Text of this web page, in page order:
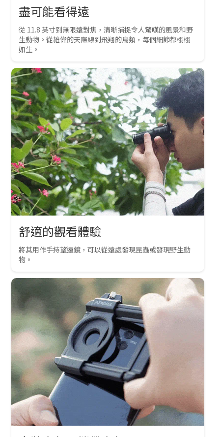
盡可能看得遠
從 11.8 英寸到無限遠對焦，清晰捕捉令人驚嘆的風景和野
生動物。從雄偉的天際線到飛翔的鳥類，每個細節都栩栩
如生。
舒適的觀看體驗
將其用作手持望遠鏡，可以從遠處發現昆蟲或發現野生動
物。